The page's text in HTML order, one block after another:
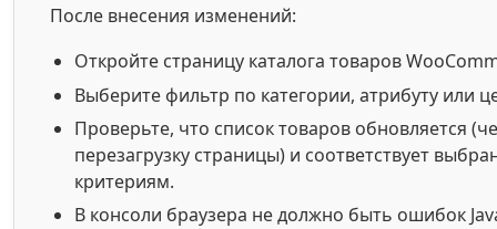
После внесения изменений:
Откройте страницу каталога товаров
Выберите фильтр по категории, атрибуту или
Проверьте, что список товаров обновляется
перезагрузку страницы) и соответствует
критериям.
В консоли браузера не должно быть ошибок